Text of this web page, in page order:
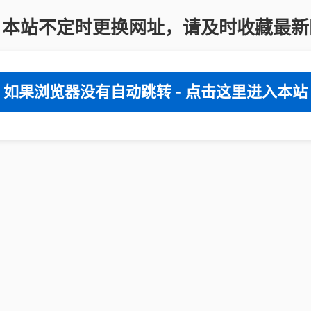
站不定时更换网址，请及时收藏最
如果浏览器没有自动跳转 - 点击这里进入本站